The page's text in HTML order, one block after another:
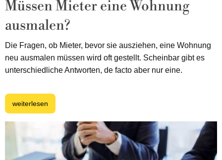
Müssen Mieter eine Wohnung
ausmalen?
Die Fragen, ob Mieter, bevor sie ausziehen, eine Wohnung
neu ausmalen müssen wird oft gestellt. Scheinbar gibt es
unterschiedliche Antworten, de facto aber nur eine.
weiterlesen